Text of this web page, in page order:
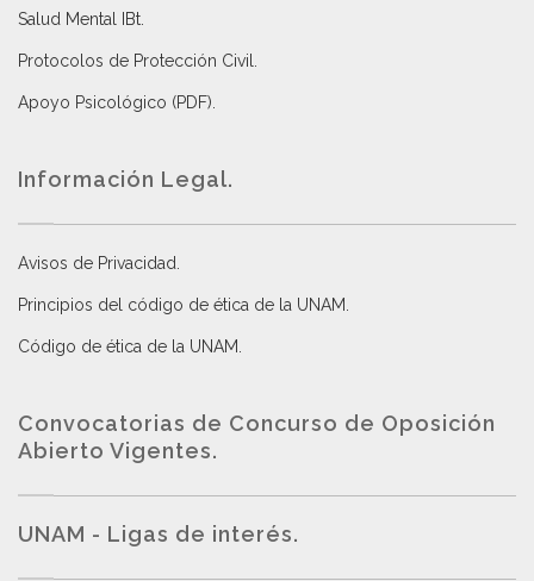
Salud Mental IBt.
Protocolos de Protección Civil.
Apoyo Psicológico (PDF).
Información Legal.
Avisos de Privacidad.
Principios del código de ética de la UNAM.
Código de ética de la UNAM.
Convocatorias de Concurso de Oposición
Abierto Vigentes.
UNAM - Ligas de interés.